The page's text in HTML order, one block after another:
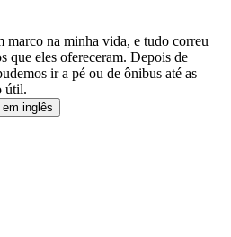
marco na minha vida, e tudo correu
que eles ofereceram. Depois de
ir a pé ou de ônibus até as
útil.
inglês